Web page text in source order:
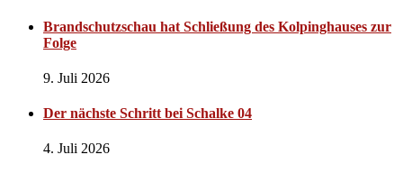
Brandschutzschau hat Schließung des Kolpinghauses zur
Folge
9. Juli 2026
Der nächste Schritt bei Schalke 04
4. Juli 2026